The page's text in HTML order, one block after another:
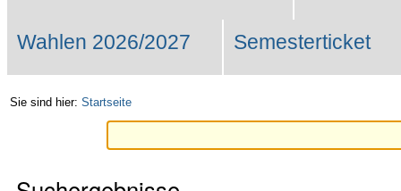
Wahlen 2026/2027 Semesterticket
Sie sind hier: Startseite